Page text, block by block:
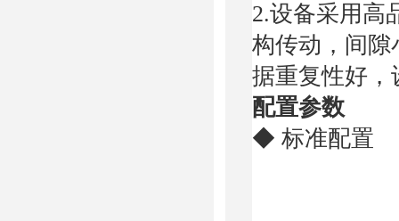
2.设备采用高
构传动，间隙
据重复性好，
配置参数
◆ 标准配置